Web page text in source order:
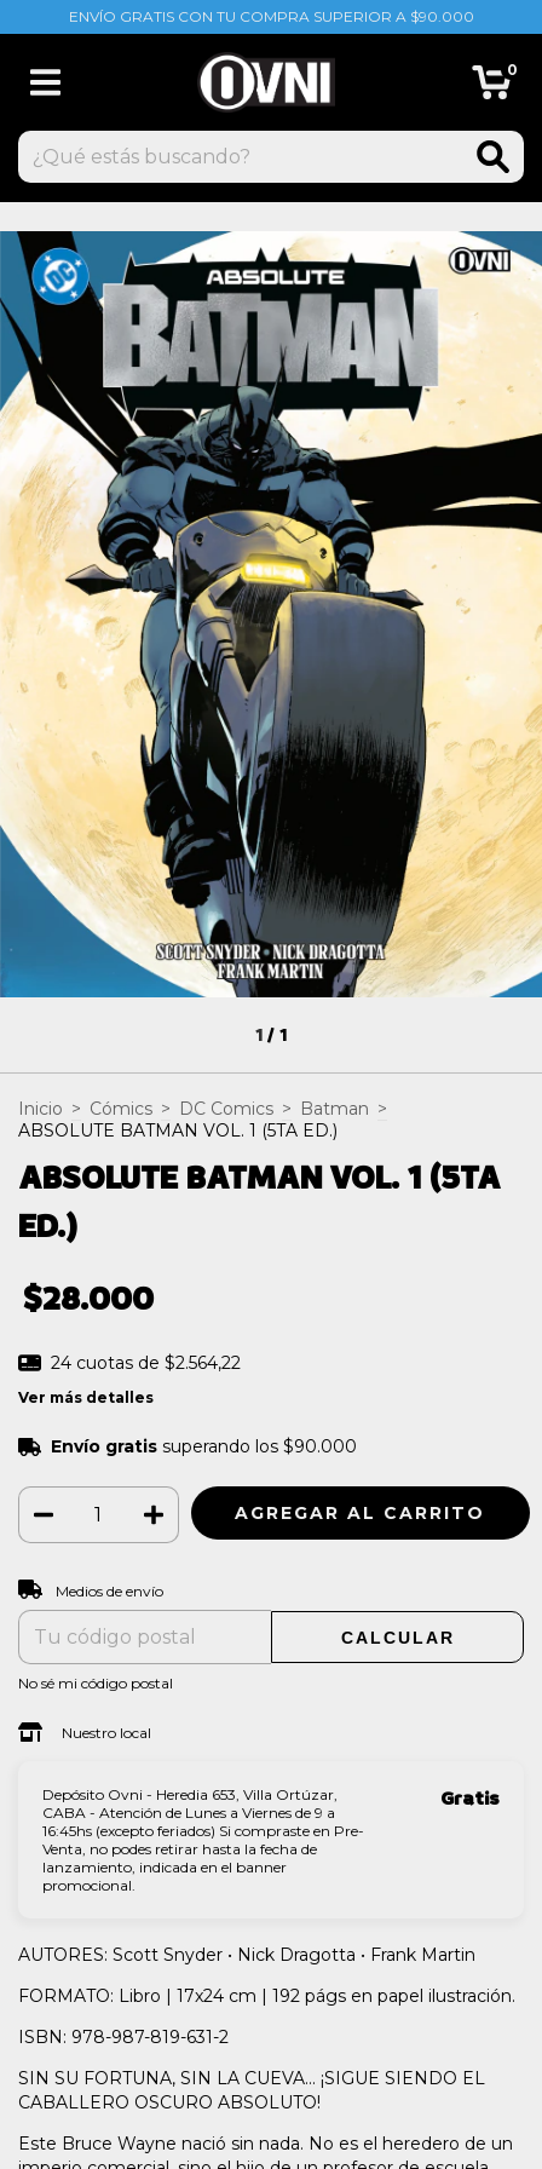
ENVÍO GRATIS CON TU COMPRA SUPERIOR A $90.000
0
1/1
Inicio > Cómics > DC Comics > Batman >
ABSOLUTE BATMAN VOL. 1 (5TA ED.)
ABSOLUTE BATMAN VOL. 1 (5TA
ED.)
$28.000
24 cuotas de $2.564,22
Ver más detalles
Envío gratis superando los $90.000
Entregas para el CP:
Medios de envío
CALCULAR
No sé mi código postal
Nuestro local
Depósito Ovni - Heredia 653, Villa Ortúzar,
CABA - Atención de Lunes a Viernes de 9 a
16:45hs (excepto feriados) Si compraste en Pre-
Venta, no podes retirar hasta la fecha de
lanzamiento, indicada en el banner
promocional.
Gratis
AUTORES: Scott Snyder • Nick Dragotta • Frank Martin
FORMATO: Libro | 17x24 cm | 192 págs en papel ilustración.
ISBN: 978-987-819-631-2
SIN SU FORTUNA, SIN LA CUEVA... ¡SIGUE SIENDO EL
CABALLERO OSCURO ABSOLUTO!
Este Bruce Wayne nació sin nada. No es el heredero de un